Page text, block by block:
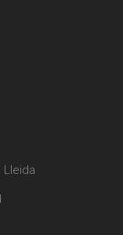
Lleida